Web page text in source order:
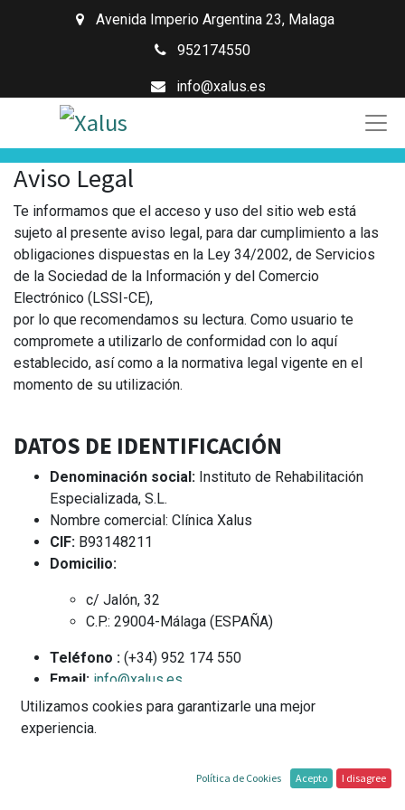
Avenida Imperio Argentina 23, Malaga
952174550
info@xalus.es
Aviso Legal
Te informamos que el acceso y uso del sitio web está
sujeto al presente aviso legal, para dar cumplimiento a las
obligaciones dispuestas en la Ley 34/2002, de Servicios
de la Sociedad de la Información y del Comercio
Electrónico (LSSI-CE),
por lo que recomendamos su lectura. Como usuario te
compromete a utilizarlo de conformidad con lo aquí
establecido, así como a la normativa legal vigente en el
momento de su utilización.
DATOS DE IDENTIFICACIÓN
Denominación social: Instituto de Rehabilitación
Especializada, S.L.
Nombre comercial: Clínica Xalus
CIF: B93148211
Domicilio:
c/ Jalón, 32
C.P.: 29004-Málaga (ESPAÑA)
Teléfono : (+34) 952 174 550
Email: info@xalus.es
Dominio Sitios Web:xalus.es
Datos de inscripción:
Tomo:, 4924,Folio 175,hoja: MA 110671
Utilizamos cookies para garantizarle una mejor
experiencia.
Política de Cookies Acepto I disagree